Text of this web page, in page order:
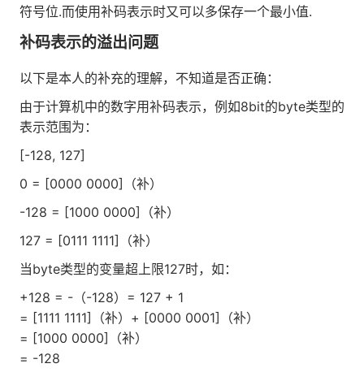
符号位.而使用补码表示时又可以多保存一个最小值.
补码表示的溢出问题
以下是本人的补充的理解，不知道是否正确：
由于计算机中的数字用补码表示，例如8bit的byte类型的
表示范围为：
[-128, 127]
0 = [0000 0000]（补）
-128 = [1000 0000]（补）
127 = [0111 1111]（补）
当byte类型的变量超上限127时，如：
+128 = -（-128）= 127 + 1
= [1111 1111]（补）+ [0000 0001]（补）
= [1000 0000]（补）
= -128